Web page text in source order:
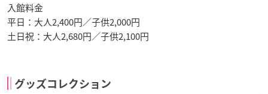
入館料金
平日：大人2,400円／子供2,000円
土日祝：大人2,680円／子供2,100円
グッズコレクション